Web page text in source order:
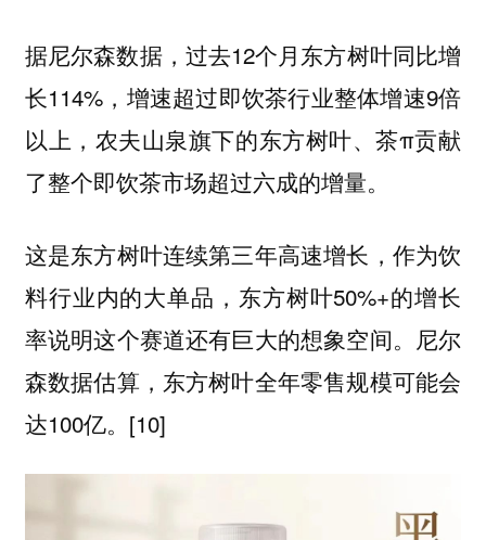
据尼尔森数据，过去12个月东方树叶同比增
长114%，增速超过即饮茶行业整体增速9倍
以上，农夫山泉旗下的东方树叶、茶π贡献
了整个即饮茶市场超过六成的增量。
这是东方树叶连续第三年高速增长，作为饮
料行业内的大单品，东方树叶50%+的增长
率说明这个赛道还有巨大的想象空间。尼尔
森数据估算，东方树叶全年零售规模可能会
达100亿。[10]